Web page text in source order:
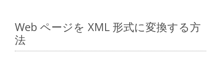
Web ページを XML 形式に変換する方
法